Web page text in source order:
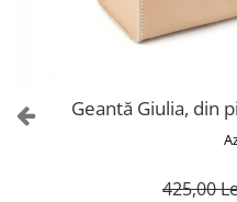
Genți AlbeGeantă Giulia, din
425,00